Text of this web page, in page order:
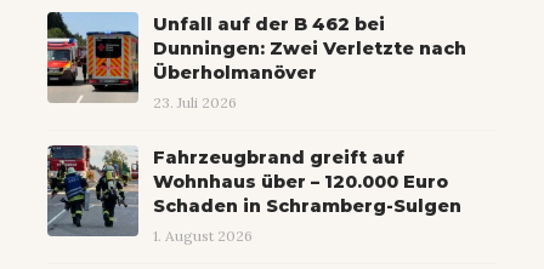
Unfall auf der B 462 bei
Dunningen: Zwei Verletzte nach
Überholmanöver
23. Juli 2026
Fahrzeugbrand greift auf
Wohnhaus über – 120.000 Euro
Schaden in Schramberg-Sulgen
1. August 2026